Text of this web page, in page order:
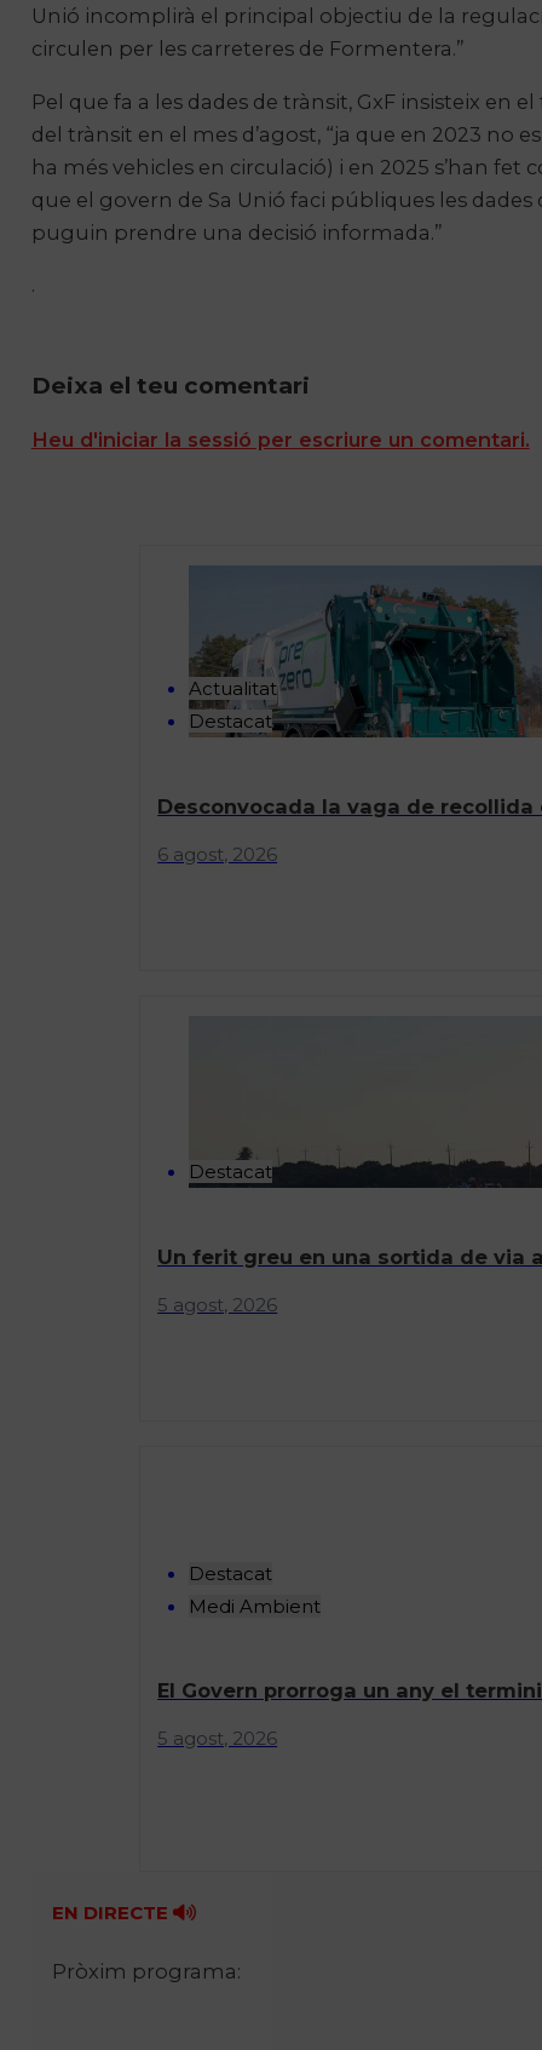
Unió incomplirà el principal objectiu de la
circulen per les carreteres de Formentera.”
Pel que fa a les dades de trànsit, GxF insisteix en
del trànsit en el mes d’agost, “ja que en 2023
ha més vehicles en circulació) i en 2025 s’han fet
que el govern de Sa Unió faci públiques les
puguin prendre una decisió informada.”
.
Deixa el teu comentari
Heu d'iniciar la sessió per escriure un comentari.
Actualitat
Destacat
Desconvocada la vaga de
6 agost, 2026
Destacat
Un ferit greu en una sortida de via
5 agost, 2026
Destacat
Medi Ambient
El Govern prorroga un any el
5 agost, 2026
EN DIRECTE
Pròxim programa: